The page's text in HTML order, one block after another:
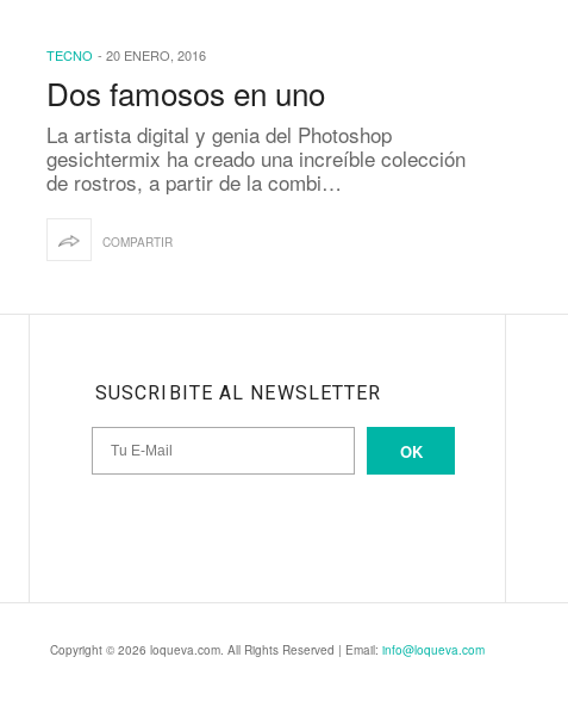
TECNO - 20 ENERO, 2016
Dos famosos en uno
La artista digital y genia del Photoshop
gesichtermix ha creado una increíble colección
de rostros, a partir de la combi…
COMPARTIR
SUSCRIBITE AL NEWSLETTER
OK
Copyright © 2026 loqueva.com. All Rights Reserved | Email: info@loqueva.com